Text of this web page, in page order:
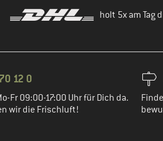
holt 5x am Tag
12 0
Fr 09:00-17:00 Uhr für Dich da.
wir die Frischluft!